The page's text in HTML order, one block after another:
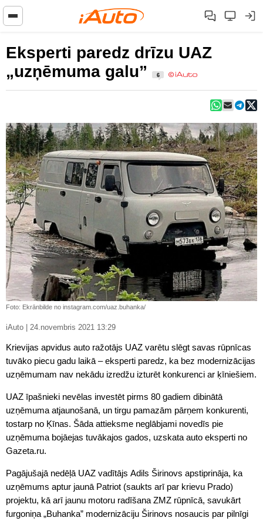
Eksperti paredz drīzu UAZ
„uzņēmuma galu”
6
Foto: Ekrānbilde no instagram.com/uaz.buhanka/
iAuto | 24.novembris 2021 13:29
Krievijas apvidus auto ražotājs UAZ varētu slēgt savas rūpnīcas
tuvāko piecu gadu laikā – eksperti paredz, ka bez modernizācijas
uzņēmumam nav nekādu izredžu izturēt konkurenci ar ķīniešiem.
UAZ īpašnieki nevēlas investēt pirms 80 gadiem dibinātā
uzņēmuma atjaunošanā, un tirgu pamazām pārņem konkurenti,
tostarp no Ķīnas. Šāda attieksme neglābjami novedīs pie
uzņēmuma bojāejas tuvākajos gados, uzskata auto eksperti no
Gazeta.ru.
Pagājušajā nedēļā UAZ vadītājs Adils Širinovs apstiprināja, ka
uzņēmums aptur jaunā Patriot (saukts arī par krievu Prado)
projektu, kā arī jaunu motoru radīšana ZMZ rūpnīcā, savukārt
furgoniņa „Buhanka” modernizāciju Širinovs nosaucis par pilnīgi